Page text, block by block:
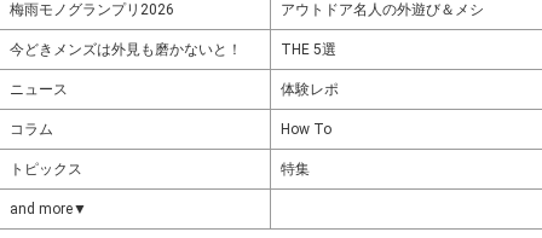
梅雨モノグランプリ2026 アウトドア名人の外遊び＆メシ
今どきメンズは外見も磨かないと！ THE 5選
ニュース 体験レポ
コラム How To
トピックス 特集
and more▼